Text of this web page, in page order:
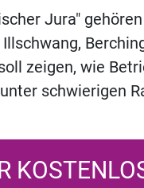
Jura"
zeigen, wie
schwierigen